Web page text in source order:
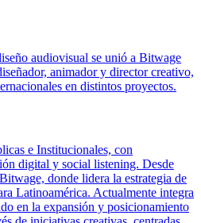
audiovisual se unió a Bitwage
animador y director creativo,
en distintos proyectos.
e Institucionales, con
digital y social listening. Desde
donde lidera la estrategia de
Latinoamérica. Actualmente integra
en la expansión y posicionamiento